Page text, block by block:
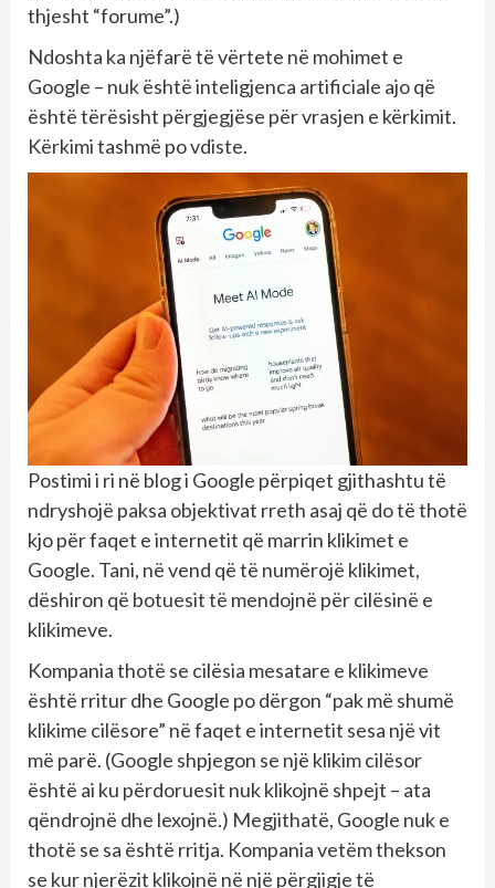
thjesht “forume”.)
Ndoshta ka njëfarë të vërtete në mohimet e
Google – nuk është inteligjenca artificiale ajo që
është tërësisht përgjegjëse për vrasjen e kërkimit.
Kërkimi tashmë po vdiste.
Postimi i ri në blog i Google përpiqet gjithashtu të
ndryshojë paksa objektivat rreth asaj që do të thotë
kjo për faqet e internetit që marrin klikimet e
Google. Tani, në vend që të numërojë klikimet,
dëshiron që botuesit të mendojnë për cilësinë e
klikimeve.
Kompania thotë se cilësia mesatare e klikimeve
është rritur dhe Google po dërgon “pak më shumë
klikime cilësore” në faqet e internetit sesa një vit
më parë. (Google shpjegon se një klikim cilësor
është ai ku përdoruesit nuk klikojnë shpejt – ata
qëndrojnë dhe lexojnë.) Megjithatë, Google nuk e
thotë se sa është rritja. Kompania vetëm thekson
se kur njerëzit klikojnë në një përgjigje të